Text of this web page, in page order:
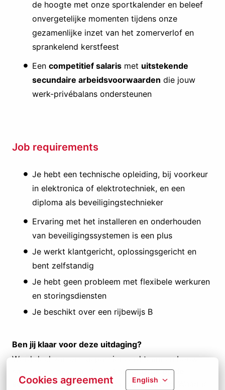
Cookies agreement English
de hoogte met onze sportkalender en beleef
onvergetelijke momenten tijdens onze
gezamenlijke inzet van het zomerverlof en
sprankelend kerstfeest
Een competitief salaris met uitstekende
secundaire arbeidsvoorwaarden die jouw
werk-privébalans ondersteunen
Job requirements
Je hebt een technische opleiding, bij voorkeur
in elektronica of elektrotechniek, en een
diploma als beveiligingstechnieker
Ervaring met het installeren en onderhouden
van beveiligingssystemen is een plus
Je werkt klantgericht, oplossingsgericht en
bent zelfstandig
Je hebt geen probleem met flexibele werkuren
en storingsdiensten
Je beschikt over een rijbewijs B
Ben jij klaar voor deze uitdaging?
Word deel van ons gepassioneerd team en bouw
samen met ons aan de toekomst!Druk op de
sollicitatieknopen solliciteer vandaag nog. Waag je